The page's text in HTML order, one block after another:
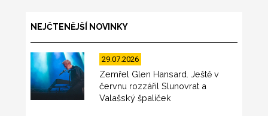
NEJČTENĚJŠÍ NOVINKY
29.07.2026
Zemřel Glen Hansard. Ještě v
červnu rozzářil Slunovrat a
Valašský špalíček